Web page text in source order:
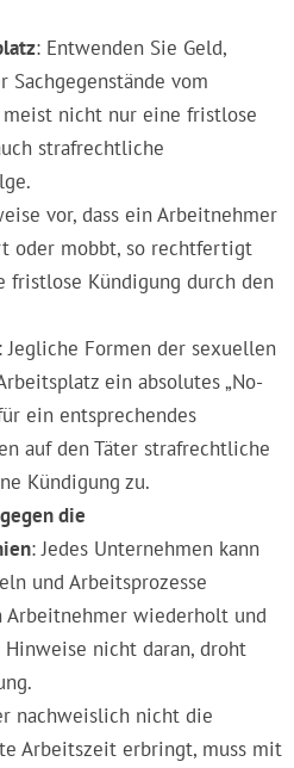
: Entwenden Sie Geld,
Sachgegenstände vom
nicht nur eine fristlose
strafrechtliche
vor, dass ein Arbeitnehmer
oder mobbt, so rechtfertigt
fristlose Kündigung durch den
: Jegliche Formen der sexuellen
ein absolutes „No-
ein entsprechendes
auf den Täter strafrechtliche
Kündigung zu.
die
: Jedes Unternehmen kann
und Arbeitsprozesse
Arbeitnehmer wiederholt und
nicht daran, droht
nachweislich nicht die
Arbeitszeit erbringt, muss mit